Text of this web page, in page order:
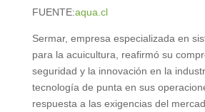
FUENTE:aqua.cl
Sermar, empresa especializada en
para la acuicultura, reafirmó su
seguridad y la innovación en la
tecnología de punta en sus
respuesta a las exigencias del